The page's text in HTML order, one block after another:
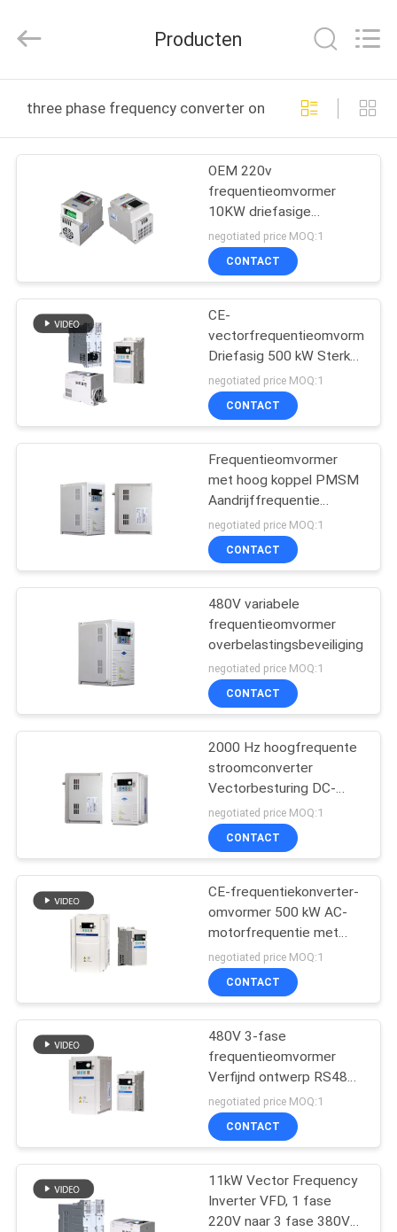
PRODUCTEN
OVER
FABRIEKSREIS
KWALITEITSCONTROLE
CONTACTEER
ONS
VRAAG
EEN
AAN
SITEMAP
Electrical
Appliances
All
Reserved.
Producten
three phase frequency converter online fabricage
OEM 220v
frequentieomvormer
10KW driefasige
frequentieomvormer
negotiated price MOQ:1
CONTACT
CE-
vectorfrequentieomvormer
Driefasig 500 kW Sterker
tegen vervuiling
negotiated price MOQ:1
CONTACT
Frequentieomvormer
met hoog koppel PMSM
Aandrijffrequentie
Faseomvormer
negotiated price MOQ:1
CONTACT
480V variabele
frequentieomvormer
overbelastingsbeveiliging
negotiated price MOQ:1
CONTACT
2000 Hz hoogfrequente
stroomconverter
Vectorbesturing DC-
frequentieomvormer
negotiated price MOQ:1
CONTACT
CE-frequentiekonverter-
omvormer 500 kW AC-
motorfrequentie met
overbelastingbescherming
VFD
negotiated price MOQ:1
CONTACT
480V 3-fase
frequentieomvormer
Verfijnd ontwerp RS485-
communicatie
negotiated price MOQ:1
CONTACT
11kW Vector Frequency
Inverter VFD, 1 fase
220V naar 3 fase 380V